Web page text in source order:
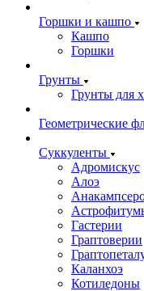
Горшки и кашпо
Кашпо
Горшки
Грунты
Грунты для
Геометрические
Суккуленты
Адромискус
Алоэ
Гастерии
Граптоверии
Каланхоэ
Котиледоны